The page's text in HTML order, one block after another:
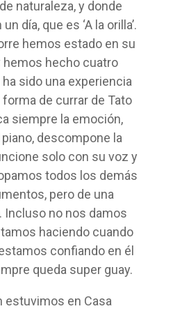
naturaleza, y donde
día, que es ‘A la orilla’.
hemos estado en su
hemos hecho cuatro
sido una experiencia
de currar de Tato
siempre la emoción,
descompone la
solo con su voz y
todos los demás
pero de una
no nos damos
haciendo cuando
confiando en él
queda super guay.
estuvimos en Casa